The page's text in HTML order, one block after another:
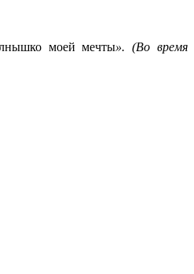
моей мечты». (Во время